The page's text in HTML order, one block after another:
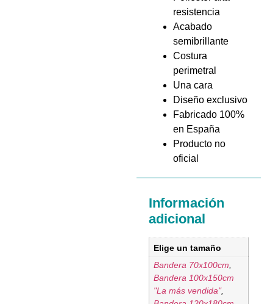
resistencia
Acabado
semibrillante
Costura
perimetral
Una cara
Diseño exclusivo
Fabricado 100%
en España
Producto no
oficial
Información
adicional
Elige un tamaño
Bandera 70x100cm
Bandera 100x150cm
"La más vendida",